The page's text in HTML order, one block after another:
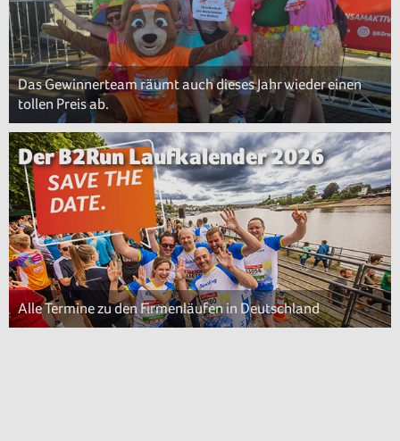
Das Gewinnerteam räumt auch dieses Jahr wieder einen
tollen Preis ab.
Der B2Run Laufkalender 2026
Alle Termine zu den Firmenläufen in Deutschland